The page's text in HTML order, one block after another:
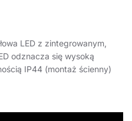
LED z zintegrowanym,
odznacza się wysoką
IP44 (montaż ścienny)